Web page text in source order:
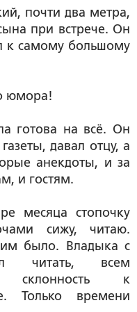
почти два метра,
при встрече. Он
к самому большому
юмора!
готова на всё. Он
давал отцу, а
анекдоты, и за
и гостям.
месяца стопочку
сижу, читаю.
было. Владыка с
читать, всем
склонность к
Только времени